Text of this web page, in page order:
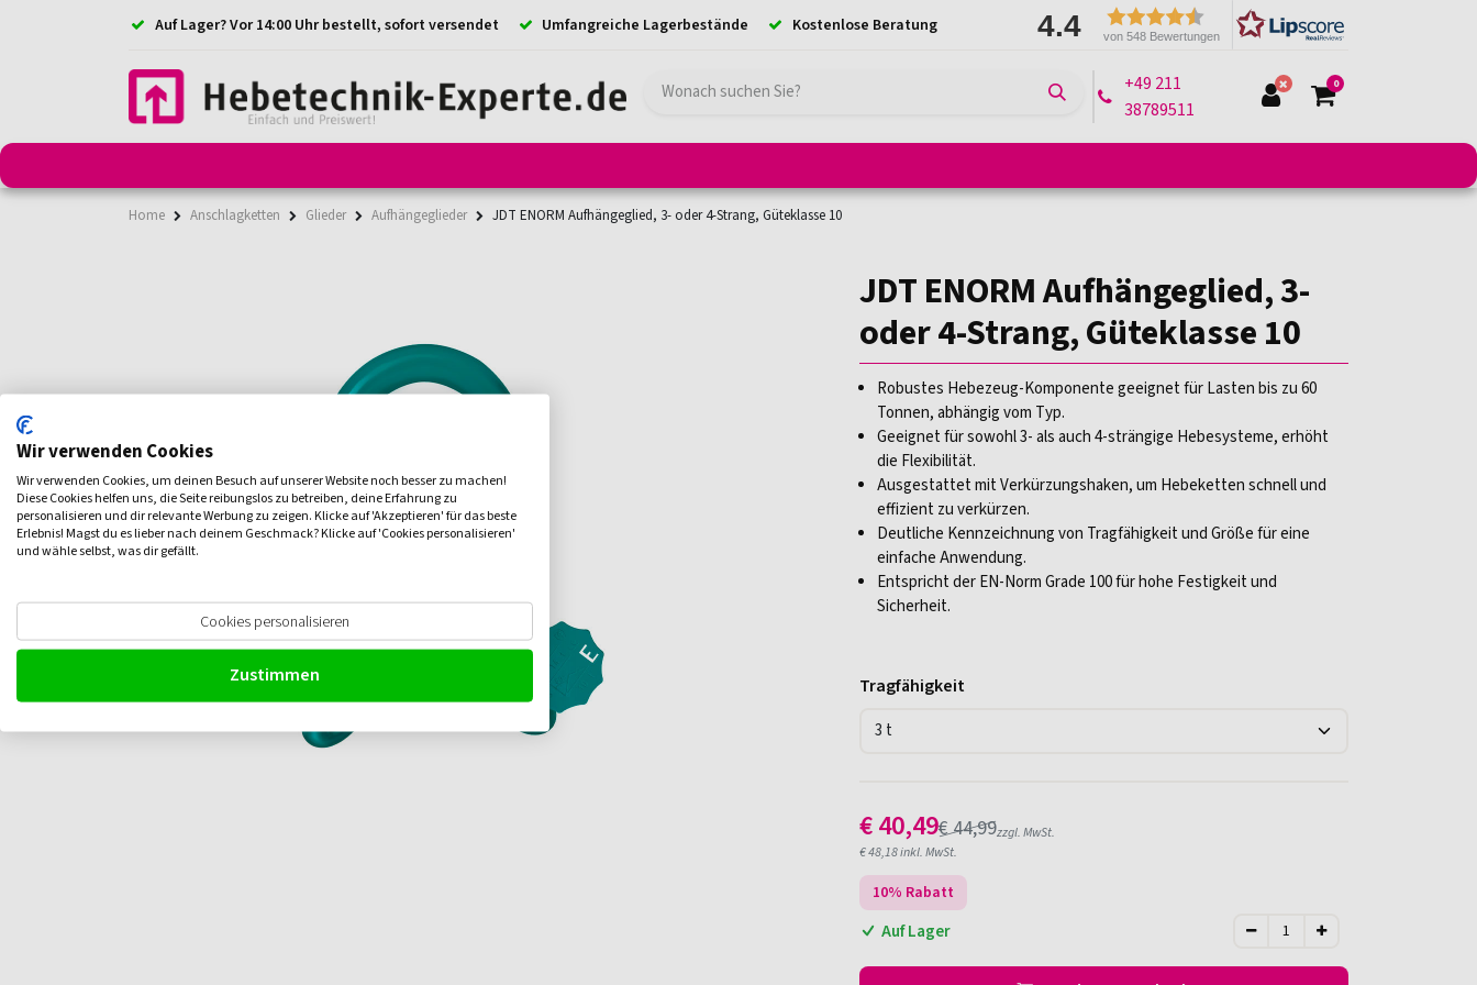
Auf Lager? Vor 14:00 Uhr bestellt, sofort versendet Umfangreiche Lagerbestände Kostenlose Beratung 4.4 von 548 Bewertungen
+49 211
38789511
0
Home Anschlagketten Glieder Aufhängeglieder JDT ENORM Aufhängeglied, 3- oder 4-Strang, Güteklasse 10
JDT ENORM Aufhängeglied, 3-
oder 4-Strang, Güteklasse 10
Robustes Hebezeug-Komponente geeignet für Lasten bis zu 60
Tonnen, abhängig vom Typ.
Geeignet für sowohl 3- als auch 4-strängige Hebesysteme, erhöht
die Flexibilität.
Ausgestattet mit Verkürzungshaken, um Hebeketten schnell und
effizient zu verkürzen.
Deutliche Kennzeichnung von Tragfähigkeit und Größe für eine
einfache Anwendung.
Entspricht der EN-Norm Grade 100 für hohe Festigkeit und
Sicherheit.
Tragfähigkeit
€40,49€44,99zzgl. MwSt.
€48,18inkl. MwSt.
10% Rabatt
Auf Lager
Wir verwenden Cookies
Wir verwenden Cookies, um deinen Besuch auf unserer Website noch besser zu machen!
Diese Cookies helfen uns, die Seite reibungslos zu betreiben, deine Erfahrung zu
personalisieren und dir relevante Werbung zu zeigen. Klicke auf 'Akzeptieren' für das beste
Erlebnis! Magst du es lieber nach deinem Geschmack? Klicke auf 'Cookies personalisieren'
und wähle selbst, was dir gefällt.
Cookies personalisieren
Zustimmen